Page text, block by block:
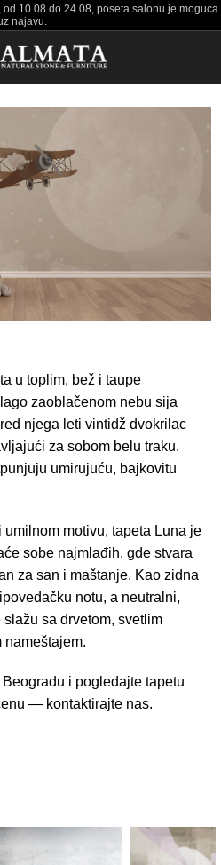
10.08 do 24.08, poseta salonu je moguca
najavu.
u toplim, bež i taupe
zaoblačenom nebu sija
njega leti vintidž dvokrilac
za sobom belu traku.
umirujuću, bajkovitu
motivu, tapeta Luna je
sobe najmlađih, gde stvara
za san i maštanje. Kao zidna
notu, a neutralni,
sa drvetom, svetlim
nameštajem.
i pogledajte tapetu
— kontaktirajte nas.